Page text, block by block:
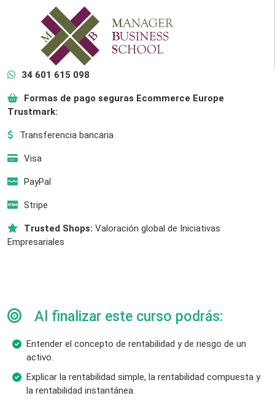
34 601 615 098
Formas de pago seguras Ecommerce Europe
Trustmark:
Transferencia bancaria
Visa
PayPal
Stripe
Trusted Shops: Valoración global de Iniciativas
Empresariales
Al finalizar este curso podrás:
Entender el concepto de rentabilidad y de riesgo de un
activo.
Explicar la rentabilidad simple, la rentabilidad compuesta y
la rentabilidad instantánea.